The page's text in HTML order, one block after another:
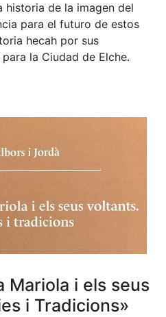
de la imagen del
para el futuro de estos
hecah por sus
la Ciudad de Elche.
Mariola i els seus
i Tradicions»